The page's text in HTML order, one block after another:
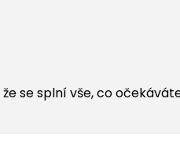
se splní vše, co